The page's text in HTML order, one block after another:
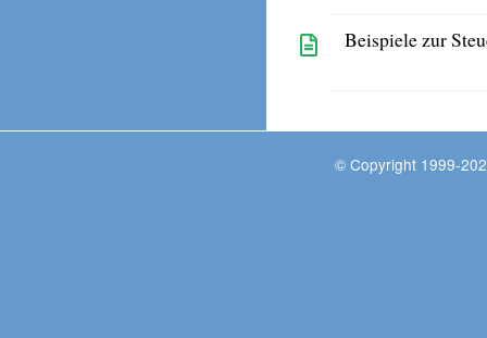
Beispiele zur
© Copyright 1999-